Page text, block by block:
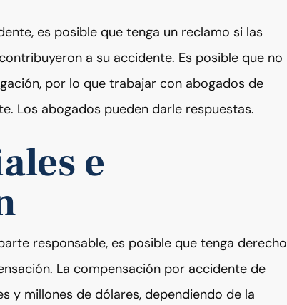
es posible que tenga un reclamo si las
a su accidente. Es posible que no
por lo que trabajar con abogados de
Los abogados pueden darle respuestas.
e
responsable, es posible que tenga derecho
La compensación por accidente de
y millones de dólares, dependiendo de la